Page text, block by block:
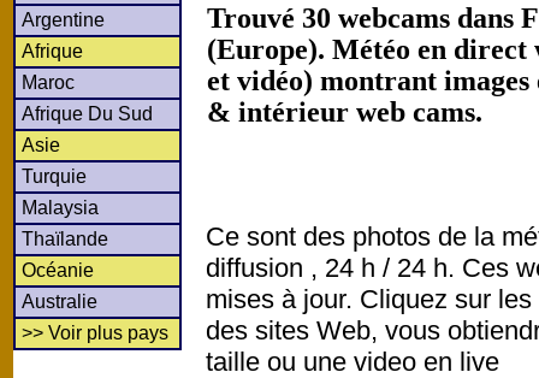
Argentine
Afrique
Maroc
Afrique Du Sud
Asie
Turquie
Malaysia
Thaïlande
Océanie
Australie
>> Voir plus pays
Trouvé 30 webcams dans
(Europe). Météo en direct
et vidéo) montrant
& intérieur web cams.
Ce sont des photos de la
diffusion , 24 h / 24 h. Ces
mises à jour. Cliquez sur
des sites Web, vous
taille ou une video en live